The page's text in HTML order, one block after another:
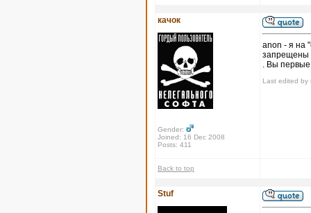
качок
Gender:
Joined: 16 Dec 2008
Posts: 411
anon - я на
запрещены
. Вы первые
Last edited by
Back to top
Stuf